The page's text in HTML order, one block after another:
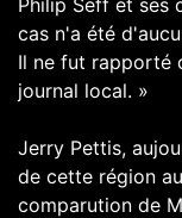
cas n'a été
Il ne fut rapporté
journal local. »
Jerry Pettis,
de cette région
comparution de